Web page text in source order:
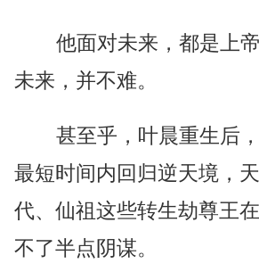
他面对未来，都是上
未来，并不难。
甚至乎，叶晨重生后
最短时间内回归逆天境，
代、仙祖这些转生劫尊王
不了半点阴谋。